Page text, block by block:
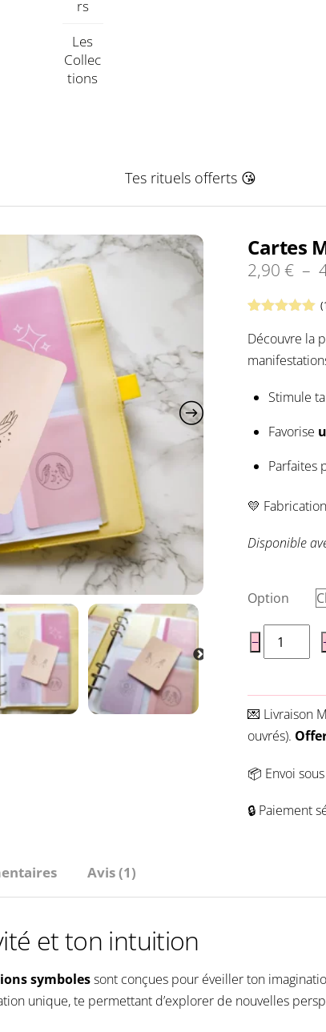
Rs
Les
Collec
Tions
Tes rituels offerts 😘
Cartes
2,90€ –
sur 5
notation
(
Découvre la
Stimule
Favorise
Parfaites
💛
Disponible
Option
−
quantité
de
Symboles
💌 Livraison
ouvrés).
📦 Envoi
🔒 Paiement
Avis (1)
et ton intuition
symbolessont conçues pour éveiller ton
unique, te permettant d’explorer de nouvelles